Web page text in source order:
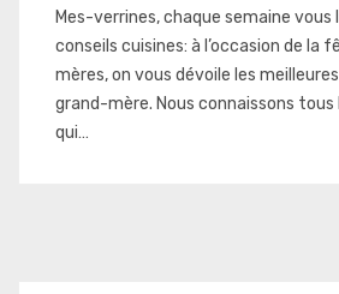
Mes-verrines, chaque semaine vous
conseils cuisines: à l’occasion de la
mères, on vous dévoile les
grand-mère. Nous connaissons
qui…